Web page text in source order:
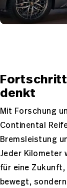
denkt
Mit Forschung
Continental
Bremsleistung
Jeder Kilometer
für eine
bewegt,